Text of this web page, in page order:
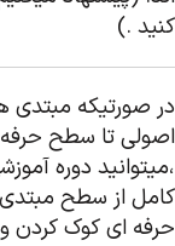
کنید .)
در صورتیکه مبتدی
اصولی تا سطح حرفه
،میتوانید دوره
کامل از سطح
حرفه ای کوک کردن و